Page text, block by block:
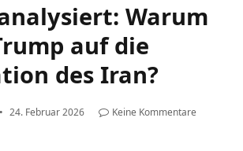
Warum
auf die
des Iran?
24. Februar 2026
Keine Kommentare